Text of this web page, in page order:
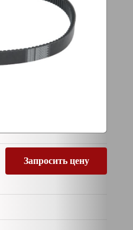
Запросить цену